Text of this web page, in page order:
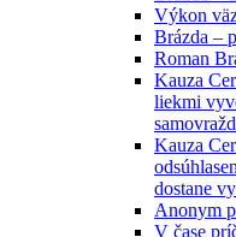
Výkon
Brázda –
Roman
Kauza
liekmi
Kauza
dostane
Anonym
V čase